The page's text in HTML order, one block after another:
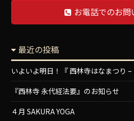
お電話でのお問
最近の投稿
いよいよ明日！『 西林寺はなまつり –
『西林寺 永代経法要』のお知らせ
４月 SAKURA YOGA